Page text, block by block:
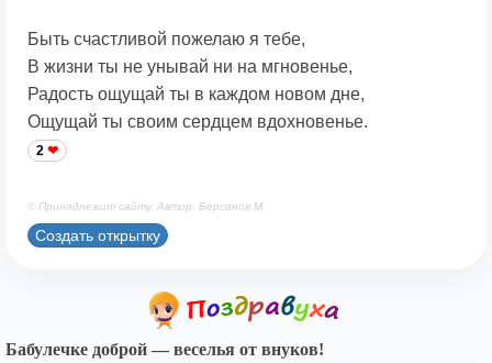
Быть счастливой пожелаю я тебе,
В жизни ты не унывай ни на мгновенье,
Радость ощущай ты в каждом новом дне,
Ощущай ты своим сердцем вдохновенье.
2
© Принадлежит сайту. Автор: Берсанов М.
Создать открытку
Бабулечке доброй — веселья от внуков!